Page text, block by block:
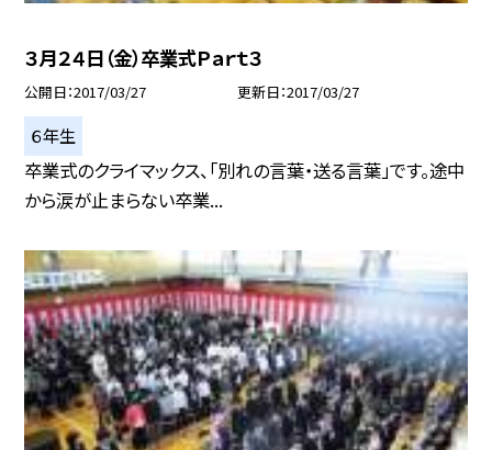
３月２４日（金）卒業式Ｐａｒｔ３
公開日 2017/03/27 更新日 2017/03/27
６年生
卒業式のクライマックス、「別れの言葉・送る言葉」です。途中
から涙が止まらない卒業...